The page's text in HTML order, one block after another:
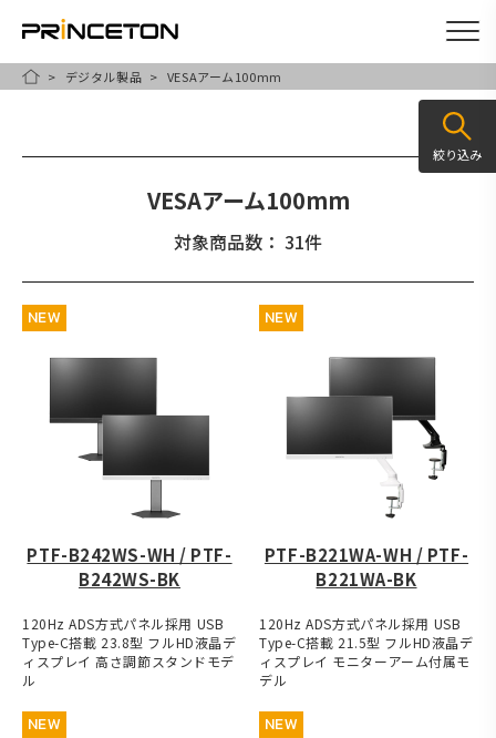
HOMEデジタル製品 VESAアーム100mm
VESAアーム100mm
対象商品数： 31件
NEW
PTF-B242WS-WH / PTF-
B242WS-BK
120Hz ADS方式パネル採用 USB
Type-C搭載 23.8型 フルHD液晶デ
ィスプレイ 高さ調節スタンドモデ
ル
NEW
PTF-B221WA-WH / PTF-
B221WA-BK
120Hz ADS方式パネル採用 USB
Type-C搭載 21.5型 フルHD液晶デ
ィスプレイ モニターアーム付属モ
デル
NEW NEW
絞り込み